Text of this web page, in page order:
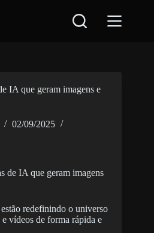
IA que geram imagens e
02/09/2025
redefinindo o universo
vídeos de forma rápida e